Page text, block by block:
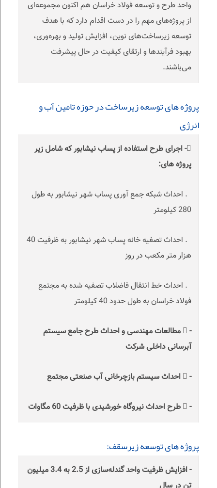
واحد طرح و توسعه فولاد خراسان هم اکنون مجموعه‌ای
از پروژه‌های مهم را در دست اقدام دارد که با هدف
توسعه زیرساخت‌های نوین، افزایش تولید و بهره‌وری،
بهبود فرآیندها و ارتقای کیفیت در حال پیشرفت
می‌باشند.
پروژه های توسعه زیرساخت در حوزه تامین آب و
انرژی
- اجرای طرح استفاده از پساب نیشابور که شامل زیر
پروژه های:
. احداث شبکه جمع آوری پساب شهر نیشابور به طول
280 کیلومتر
. احداث تصفیه خانه پساب شهر نیشابور به ظرفیت 40
هزار متر مکعب در روز
. احداث خط انتقال فاضلاب تصفیه شده به مجتمع
فولاد خراسان به طول حدود 40 کیلومتر
-  مطالعات مهندسی و احداث طرح جامع سیستم
آبرسانی داخلی شرکت
-  احداث سیستم بازچرخانی آب صنعتی مجتمع
-  طرح احداث نیروگاه خورشیدی با ظرفیت 60 مگاوات
پروژه های توسعه زیرسقف:
- افزایش ظرفیت واحد گندله‌سازی از 2.5 به 3.4 میلیون